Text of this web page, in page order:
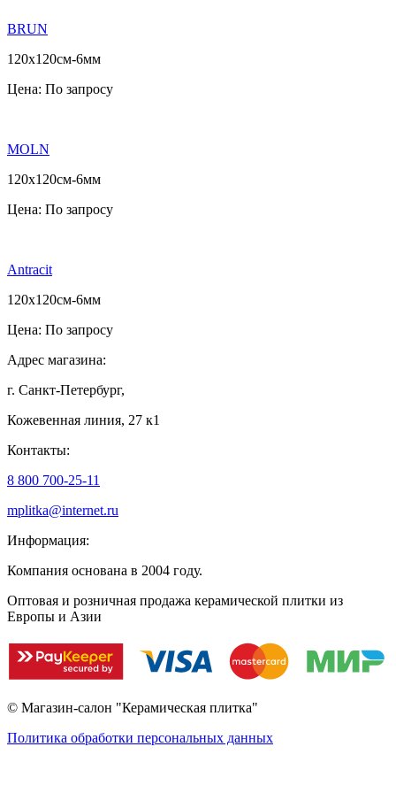
BRUN
120х120см-6мм
Цена: По запросу
MOLN
120х120см-6мм
Цена: По запросу
Antracit
120х120см-6мм
Цена: По запросу
Адрес магазина:
г. Санкт-Петербург,
Кожевенная линия, 27 к1
Контакты:
8 800 700-25-11
mplitka@internet.ru
Информация:
Компания основана в 2004 году.
Оптовая и розничная продажа керамической плитки из
Европы и Азии
© Магазин-салон "Керамическая плитка"
Политика обработки персональных данных